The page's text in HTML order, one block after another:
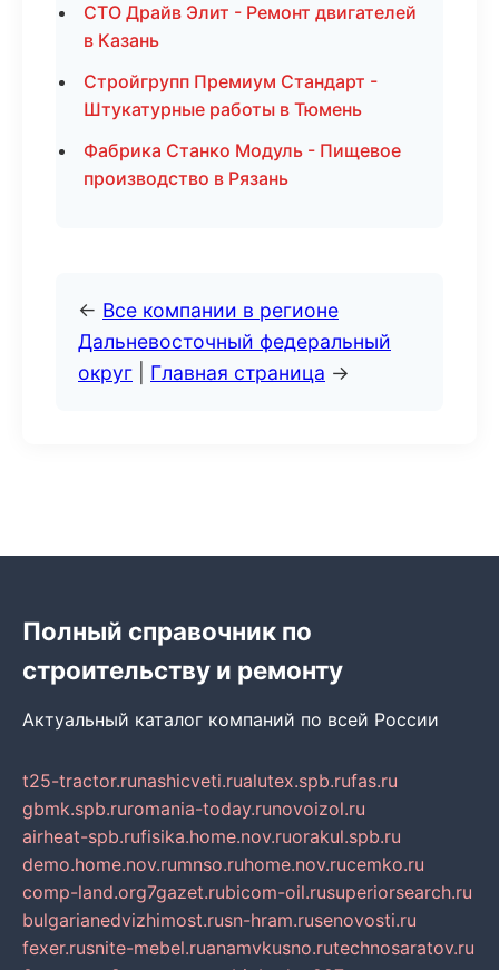
СТО Драйв Элит - Ремонт двигателей
в Казань
Стройгрупп Премиум Стандарт -
Штукатурные работы в Тюмень
Фабрика Станко Модуль - Пищевое
производство в Рязань
← Все компании в регионе
Дальневосточный федеральный
округ
Главная страница →
Полный справочник по
строительству и ремонту
Актуальный каталог компаний по всей России
t25-tractor.runashicveti.rualutex.spb.rufas.ru
gbmk.spb.ruromania-today.runovoizol.ru
airheat-spb.rufisika.home.nov.ruorakul.spb.ru
demo.home.nov.rumnso.ruhome.nov.rucemko.ru
comp-land.org7gazet.rubicom-oil.rusuperiorsearch.ru
bulgarianedvizhimost.rusn-hram.rusenovosti.ru
fexer.rusnite-mebel.ruanamvkusno.rutechnosaratov.ru